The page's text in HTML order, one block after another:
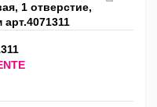
1 отверстие,